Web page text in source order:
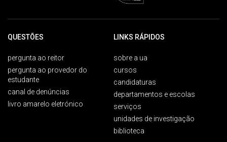
QUESTÕES
pergunta ao reitor
pergunta ao provedor do
estudante
canal de denúncias
livro amarelo eletrónico
LINKS RÁPIDOS
sobre a ua
cursos
candidaturas
departamentos e escolas
serviços
unidades de investigação
biblioteca